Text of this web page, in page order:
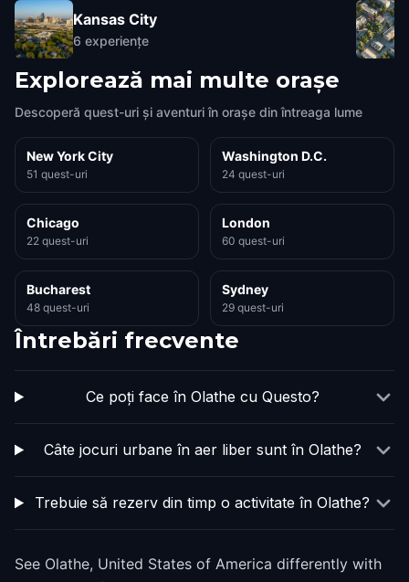
Kansas City
6 experiențe
Explorează mai multe orașe
Descoperă quest-uri și aventuri în orașe din întreaga lume
New York City
51 quest-uri
Washington D.C.
24 quest-uri
Chicago
22 quest-uri
London
60 quest-uri
Bucharest
48 quest-uri
Sydney
29 quest-uri
Întrebări frecvente
Ce poți face în Olathe cu Questo?
Câte jocuri urbane în aer liber sunt în Olathe?
Trebuie să rezerv din timp o activitate în Olathe?
See Olathe, United States of America differently with